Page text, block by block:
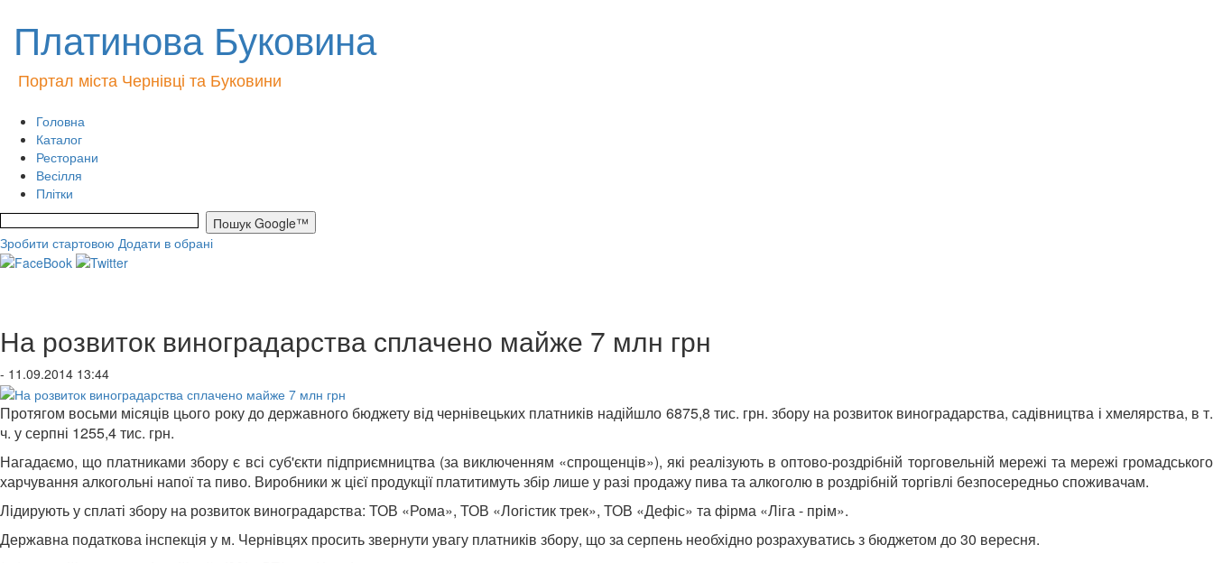
Платинова Буковина
Портал міста Чернівці та Буковини
Головна
Каталог
Ресторани
Весілля
Плітки
Зробити стартовою Додати в обрані
На розвиток виноградарства сплачено майже 7 млн грн
- 11.09.2014 13:44
Протягом восьми місяців цього року до державного бюджету від чернівецьких платників надійшло 6875,8 тис. грн. збору на розвиток виноградарства, садівництва і хмелярства, в т.
ч. у серпні 1255,4 тис. грн.
Нагадаємо, що платниками збору є всі суб'єкти підприємництва (за виключенням «спрощенців»), які реалізують в оптово-роздрібній торговельній мережі та мережі громадського
харчування алкогольні напої та пиво. Виробники ж цієї продукції платитимуть збір лише у разі продажу пива та алкоголю в роздрібній торгівлі безпосередньо споживачам.
Лідирують у сплаті збору на розвиток виноградарства: ТОВ «Рома», ТОВ «Логістик трек», ТОВ «Дефіс» та фірма «Ліга - прім».
Державна податкова інспекція у м. Чернівцях просить звернути увагу платників збору, що за серпень необхідно розрахуватись з бюджетом до 30 вересня.